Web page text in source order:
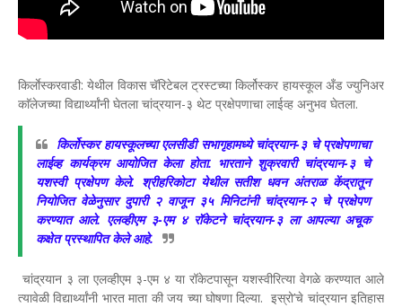
किर्लाेस्करवाडी: येथील विकास चॅरिटेबल ट्रस्टच्या किर्लोस्कर हायस्कूल अँड ज्युनिअर
काॅलेजच्या विद्यार्थ्यांनी घेतला चांद्रयान-३ थेट प्रक्षेपणाचा लाईव्ह अनुभव घेतला.
किर्लोस्कर हायस्कूलच्या एलसीडी सभागृहामध्ये चांद्रयान-३ चे प्रक्षेपणाचा
लाईव्ह कार्यक्रम आयोजित केला होता. भारताने शुक्रवारी चांद्रयान-३ चे
यशस्वी प्रक्षेपण केले. श्रीहरिकोटा येथील सतीश धवन अंतराळ केंद्रातून
नियोजित वेळेनुसार दुपारी २ वाजून ३५ मिनिटांनी चांद्रयान-२ चे प्रक्षेपण
करण्यात आले. एलव्हीएम ३-एम ४ रॉकेटने चांद्रयान-३ ला आपल्या अचूक
कक्षेत प्रस्थापित केले आहे.
चांद्रयान ३ ला एलव्हीएम ३-एम ४ या रॉकेटपासून यशस्वीरित्या वेगळे करण्यात आले
त्यावेळी विद्यार्थ्यांनी भारत माता की जय च्या घोषणा दिल्या. इस्रो’चे चांद्रयान इतिहास